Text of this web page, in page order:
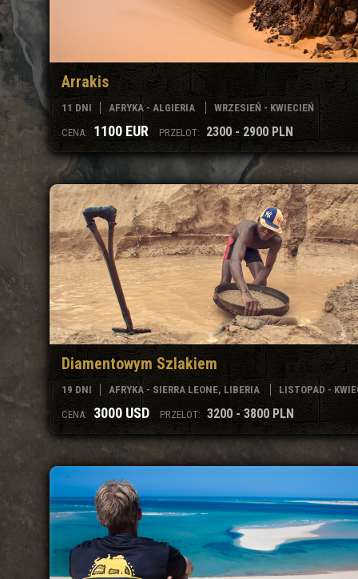
Arrakis
11 DNI AFRYKA - ALGIERIA WRZESIEŃ - KWIECIEŃ
CENA: 1100 EUR PRZELOT: 2300 - 2900 PLN
Diamentowym Szlakiem
19 DNI AFRYKA - SIERRA LEONE, LIBERIA LISTOPAD -
CENA: 3000 USD PRZELOT: 3200 - 3800 PLN